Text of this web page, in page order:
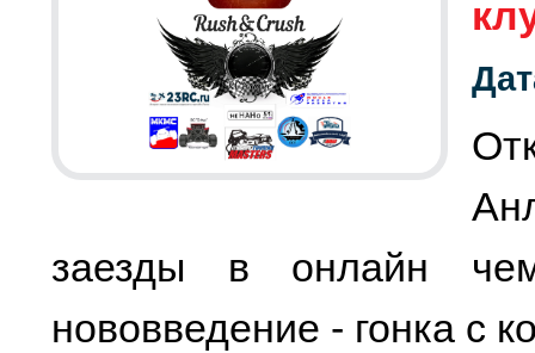
заезды в онлайн
нововведение - гонка с